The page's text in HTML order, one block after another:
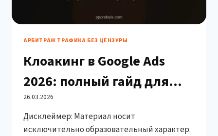
АРБИТРАЖ ТРАФИКА БЕЗ ЦЕНЗУРЫ
Клоакинг в Google Ads
2026: полный гайд для
арбитражника — от
теории до рабочего сетапа
26.03.2026
Дисклеймер: Материал носит
исключительно образовательный характер.